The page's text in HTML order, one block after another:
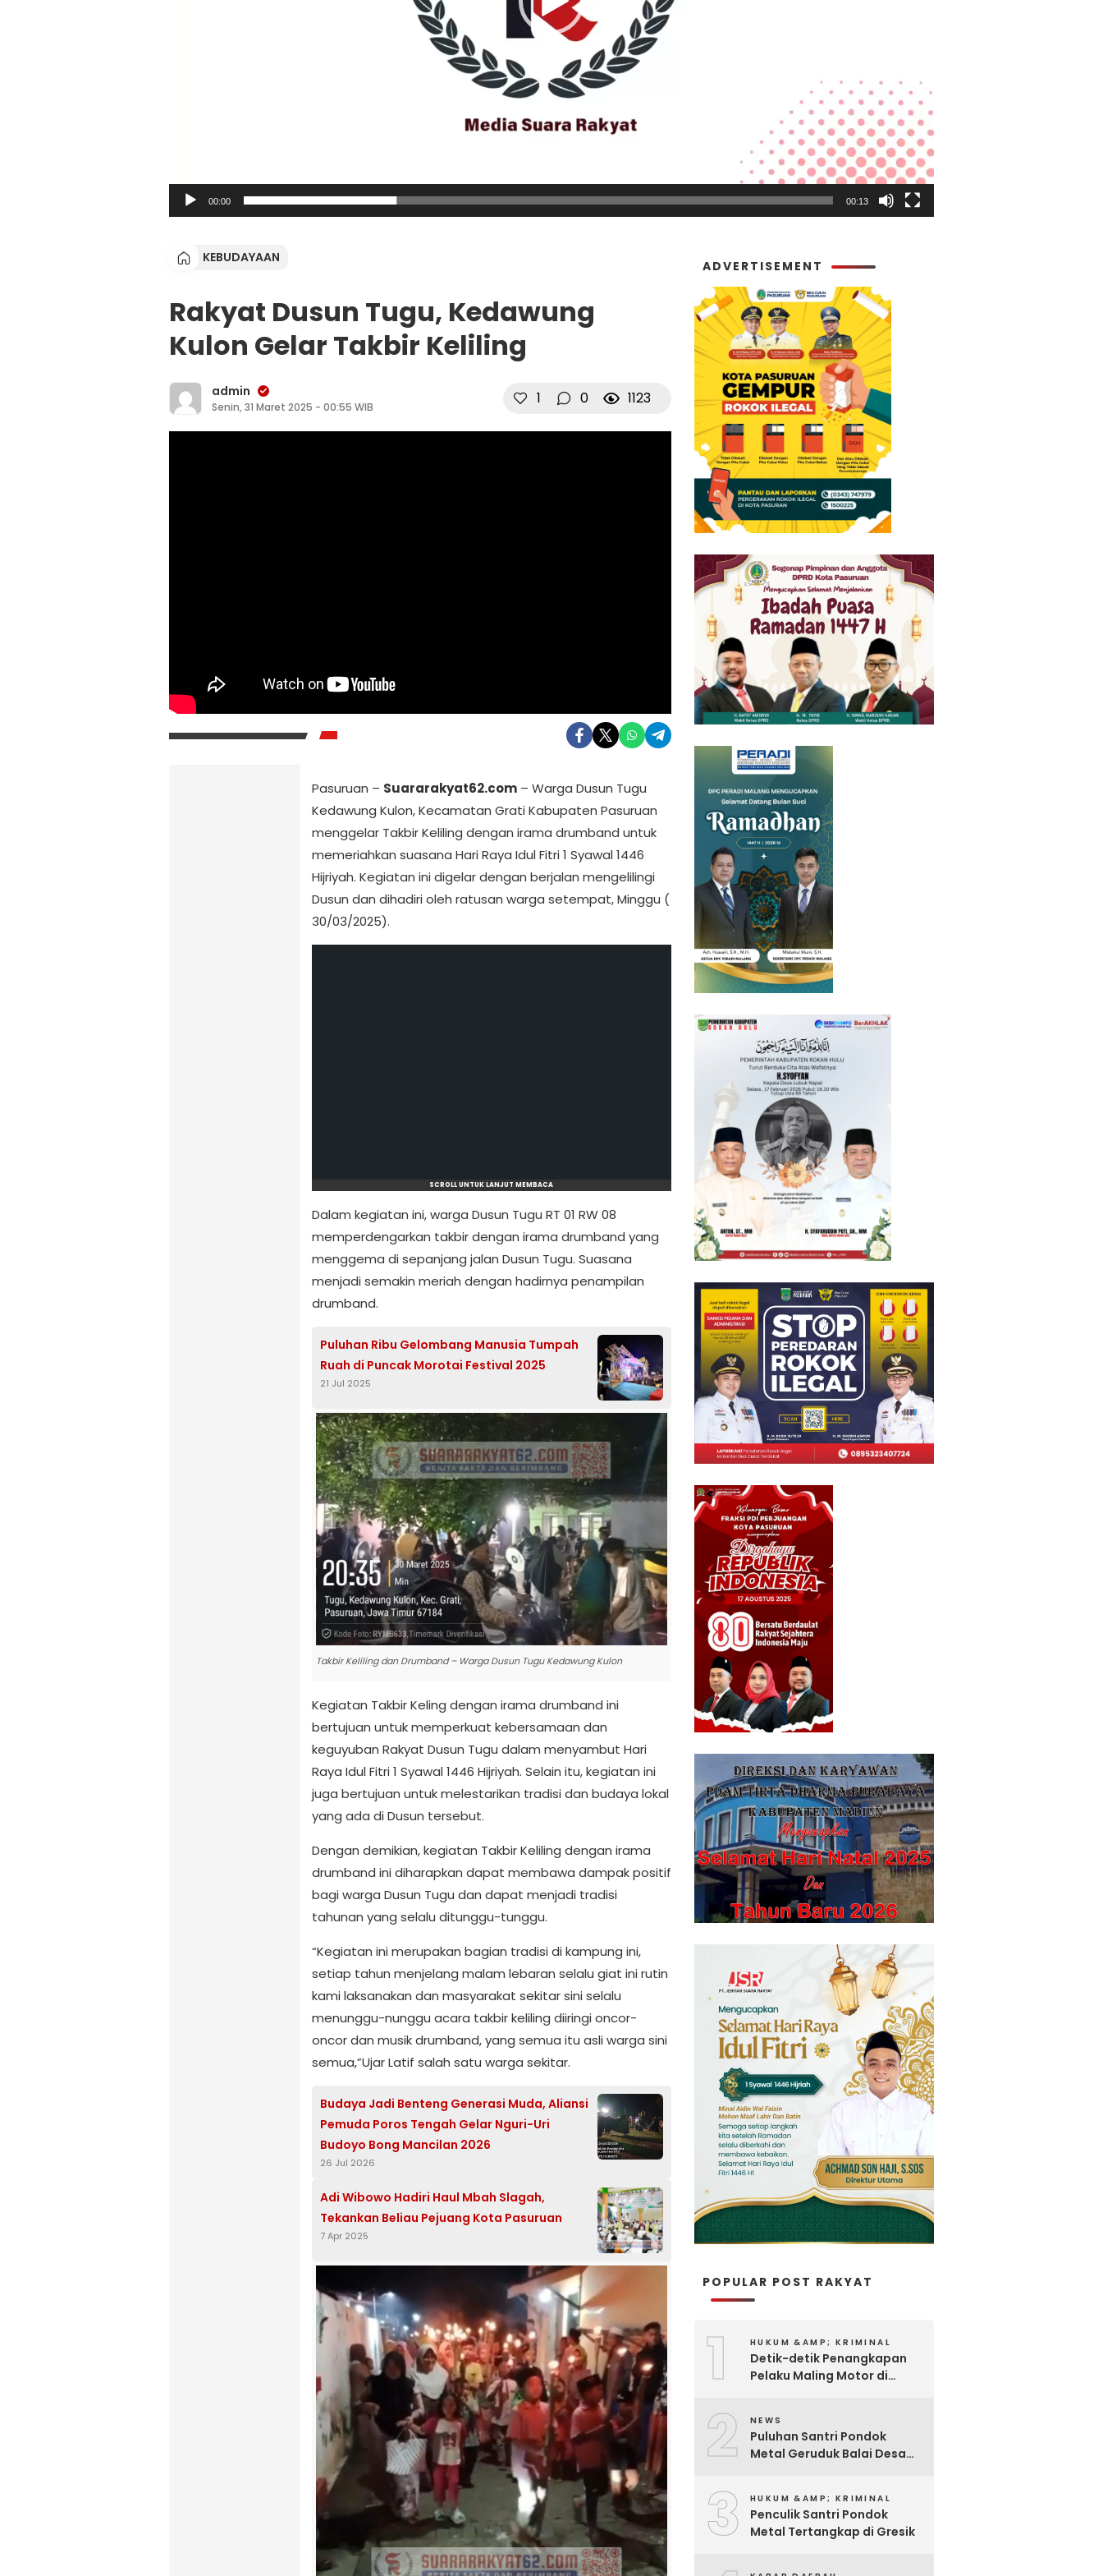
00:00 00:13
KEBUDAYAAN
Rakyat Dusun Tugu, Kedawung
Kulon Gelar Takbir Keliling
admin
Senin, 31 Maret 2025 - 00:55 WIB 1 0 1123
Pasuruan – Suararakyat62.com– Warga Dusun Tugu
Kedawung Kulon, Kecamatan Grati Kabupaten Pasuruan
menggelar Takbir Keliling dengan irama drumband untuk
memeriahkan suasana Hari Raya Idul Fitri 1 Syawal 1446
Hijriyah. Kegiatan ini digelar dengan berjalan mengelilingi
Dusun dan dihadiri oleh ratusan warga setempat, Minggu (
30/03/2025).
SCROLL UNTUK LANJUT MEMBACA
Dalam kegiatan ini, warga Dusun Tugu RT 01 RW 08
memperdengarkan takbir dengan irama drumband yang
menggema di sepanjang jalan Dusun Tugu. Suasana
menjadi semakin meriah dengan hadirnya penampilan
drumband.
Puluhan Ribu Gelombang Manusia Tumpah
Ruah di Puncak Morotai Festival 2025
21 Jul 2025
Takbir Keliling dan Drumband – Warga Dusun Tugu Kedawung Kulon
Kegiatan Takbir Keling dengan irama drumband ini
bertujuan untuk memperkuat kebersamaan dan
keguyuban Rakyat Dusun Tugu dalam menyambut Hari
Raya Idul Fitri 1 Syawal 1446 Hijriyah. Selain itu, kegiatan ini
juga bertujuan untuk melestarikan tradisi dan budaya lokal
yang ada di Dusun tersebut.
Dengan demikian, kegiatan Takbir Keliling dengan irama
drumband ini diharapkan dapat membawa dampak positif
bagi warga Dusun Tugu dan dapat menjadi tradisi
tahunan yang selalu ditunggu-tunggu.
“Kegiatan ini merupakan bagian tradisi di kampung ini,
setiap tahun menjelang malam lebaran selalu giat ini rutin
kami laksanakan dan masyarakat sekitar sini selalu
menunggu-nunggu acara takbir keliling diiringi oncor-
oncor dan musik drumband, yang semua itu asli warga sini
semua,”Ujar Latif salah satu warga sekitar.
Budaya Jadi Benteng Generasi Muda, Aliansi
Pemuda Poros Tengah Gelar Nguri-Uri
Budoyo Bong Mancilan 2026
26 Jul 2026
Adi Wibowo Hadiri Haul Mbah Slagah,
Tekankan Beliau Pejuang Kota Pasuruan
7 Apr 2025
ADVERTISEMENT
POPULAR POST RAKYAT
1 HUKUM &AMP; KRIMINAL
Detik-detik Penangkapan
Pelaku Maling Motor di
2 NEWS
Puluhan Santri Pondok
Metal Geruduk Balai Desa
3 HUKUM &AMP; KRIMINAL
Penculik Santri Pondok
Metal Tertangkap di Gresik